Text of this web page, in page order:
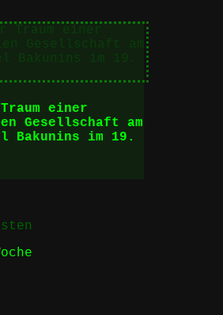
einer
Gesellschaft am
Bakunins im 19.